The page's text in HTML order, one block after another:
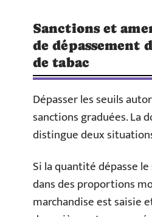
Sanctions et
de dépassement
de tabac
Dépasser les seuils
sanctions graduées. La
distingue deux
Si la quantité dépasse
dans des proportions
marchandise est saisie